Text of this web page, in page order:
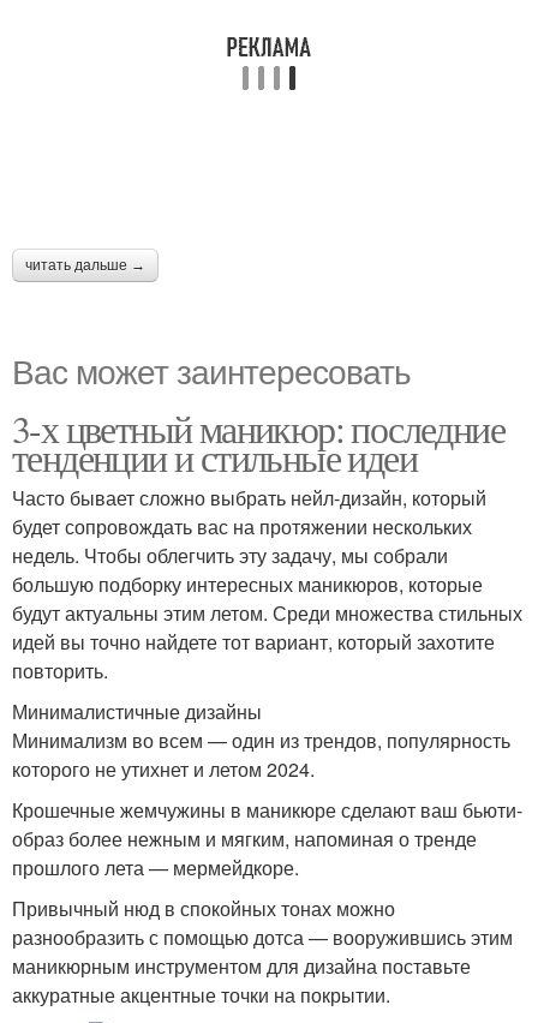
читать дальше →
Вас может заинтересовать
3-х цветный маникюр: последние
тенденции и стильные идеи
Часто бывает сложно выбрать нейл-дизайн, который
будет сопровождать вас на протяжении нескольких
недель. Чтобы облегчить эту задачу, мы собрали
большую подборку интересных маникюров, которые
будут актуальны этим летом. Среди множества стильных
идей вы точно найдете тот вариант, который захотите
повторить.
Минималистичные дизайны
Минимализм во всем — один из трендов, популярность
которого не утихнет и летом 2024.
Крошечные жемчужины в маникюре сделают ваш бьюти-
образ более нежным и мягким, напоминая о тренде
прошлого лета — мермейдкоре.
Привычный нюд в спокойных тонах можно
разнообразить с помощью дотса — вооружившись этим
маникюрным инструментом для дизайна поставьте
аккуратные акцентные точки на покрытии.